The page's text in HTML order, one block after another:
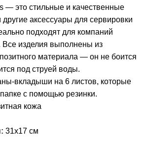
— это стильные и качественные
другие аксессуары для сервировки
подходят для компаний
Все изделия выполнены из
материала — он не боится
под струей воды.
вкладыши на 6 листов, которые
с помощью резинки.
кожа
31х17 см